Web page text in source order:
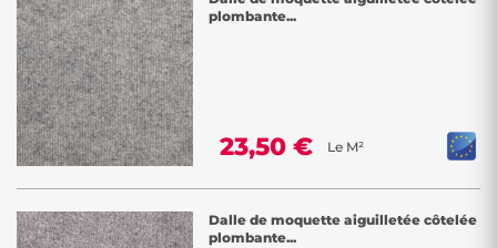
plombante...
23,50 € Le M²
Dalle de moquette aiguilletée côtelée
plombante...